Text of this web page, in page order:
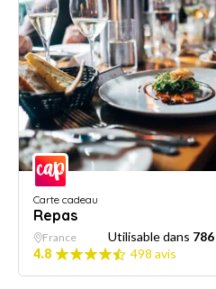
Carte cadeau
Repas
France Utilisable dans 786
4.8
498 avis